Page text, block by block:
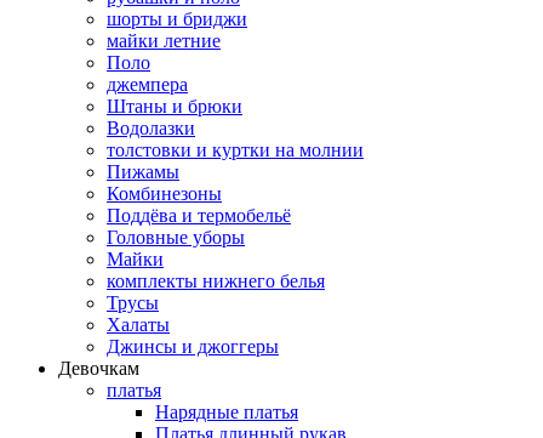
шорты и бриджи
майки летние
Поло
джемпера
Штаны и брюки
Водолазки
толстовки и куртки на молнии
Пижамы
Комбинезоны
Поддёва и термобельё
Головные уборы
Майки
комплекты нижнего белья
Трусы
Халаты
Джинсы и джоггеры
Девочкам
платья
Нарядные платья
Платья длинный рукав